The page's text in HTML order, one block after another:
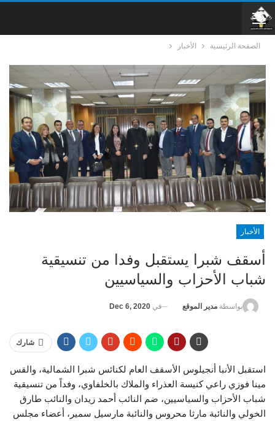
الصفحة الرئيسية الأخبار
الأخبار
أسقف شبرا يستقبل وفدا من تنسيقية
شباب الأحزاب والسياسيين
بواسطة مدير الموقع في Dec 6, 2020
شارك
استقبل الأنبا أنجيلوس الأسقف العام لكنائس شبرا الشمالية، والقس
مينا فوزي راعي كنيسة العذراء والملاك بالخلفاوي، وفداً من تنسيقية
شباب الأحزاب والسياسيين، ضم النائب أحمد زيدان والنائب طارق
الخولي والنائبة مارثا محروس والنائبة مارسيل سمير، أعضاء مجلس